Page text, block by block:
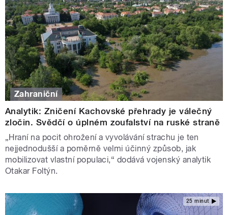
Zahraniční
Analytik: Zničení Kachovské přehrady je válečný
zločin. Svědčí o úplném zoufalství na ruské straně
„Hraní na pocit ohrožení a vyvolávání strachu je ten
nejjednodušší a poměrně velmi účinný způsob, jak
mobilizovat vlastní populaci,“ dodává vojenský analytik
Otakar Foltýn.
25 minut